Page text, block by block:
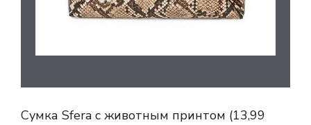
Сумка Sfera с животным принтом (13,99